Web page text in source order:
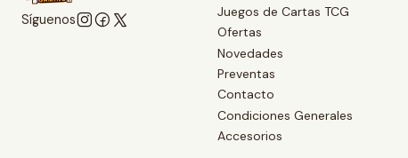
Síguenos
Juegos de Cartas TCG
Ofertas
Novedades
Preventas
Contacto
Condiciones Generales
Accesorios